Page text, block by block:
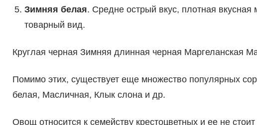
Зимняя белая. Средне острый вкус, плотная вкусная
товарный вид.
Круглая черная Зимняя длинная черная Маргеланская
Помимо этих, существует еще множество популярных
белая, Масличная, Клык слона и др.
Овощ относится к семейству крестоцветных и ее не